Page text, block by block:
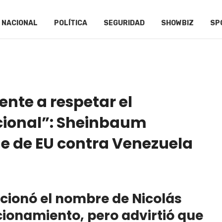
NACIONAL POLÍTICA SEGURIDAD SHOWBIZ
a respetar el
Sheinbaum
de EU contra Venezuela
el nombre de Nicolás
pero advirtió que